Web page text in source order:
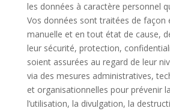
les données à caractère personnel
Vos données sont traitées de façon
manuelle et en tout état de cause,
leur sécurité, protection,
soient assurées au regard de leur
via des mesures administratives,
et organisationnelles pour prévenir
l’utilisation, la divulgation, la